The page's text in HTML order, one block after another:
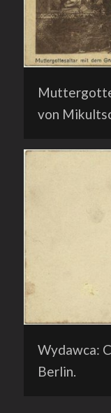
von
Wydawca:
Berlin.